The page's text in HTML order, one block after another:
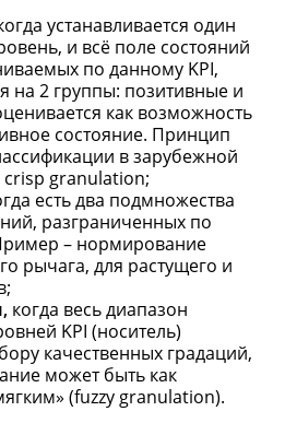
устанавливается один
и всё поле состояний
по данному KPI,
на 2 группы: позитивные и
как возможность
состояние. Принцип
в зарубежной
crisp granulation;
есть два подмножества
разграниченных по
– нормирование
рычага, для растущего и
когда весь диапазон
KPI (носитель)
качественных градаций,
может быть как
(fuzzy granulation).